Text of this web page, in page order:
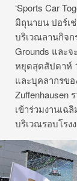
‘Sports Car
มิถุนายน ปอร์เ
บริเวณลานกิจก
Grounds และ
หยุดสุดสัปดาห์
และบุคลากรข
Zuffenhausen
เข้าร่วมงานเฉ
บริเวณรอบโรง